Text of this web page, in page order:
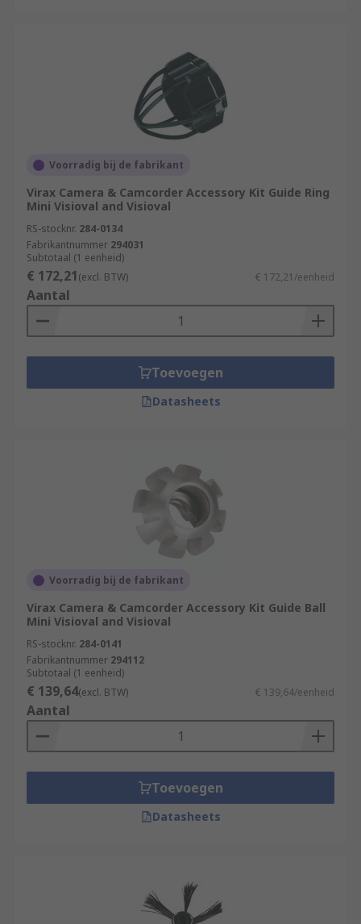
Voorradig bij de fabrikant
Virax Camera & Camcorder Accessory Kit Guide Ring
Mini Visioval and Visioval
RS-stocknr. 284-0134
Fabrikantnummer 294031
Subtotaal (1 eenheid)
€ 172,21(excl. BTW) € 172,21/eenheid
Aantal
Toevoegen
Datasheets
Voorradig bij de fabrikant
Virax Camera & Camcorder Accessory Kit Guide Ball
Mini Visioval and Visioval
RS-stocknr. 284-0141
Fabrikantnummer 294112
Subtotaal (1 eenheid)
€ 139,64(excl. BTW) € 139,64/eenheid
Aantal
Toevoegen
Datasheets